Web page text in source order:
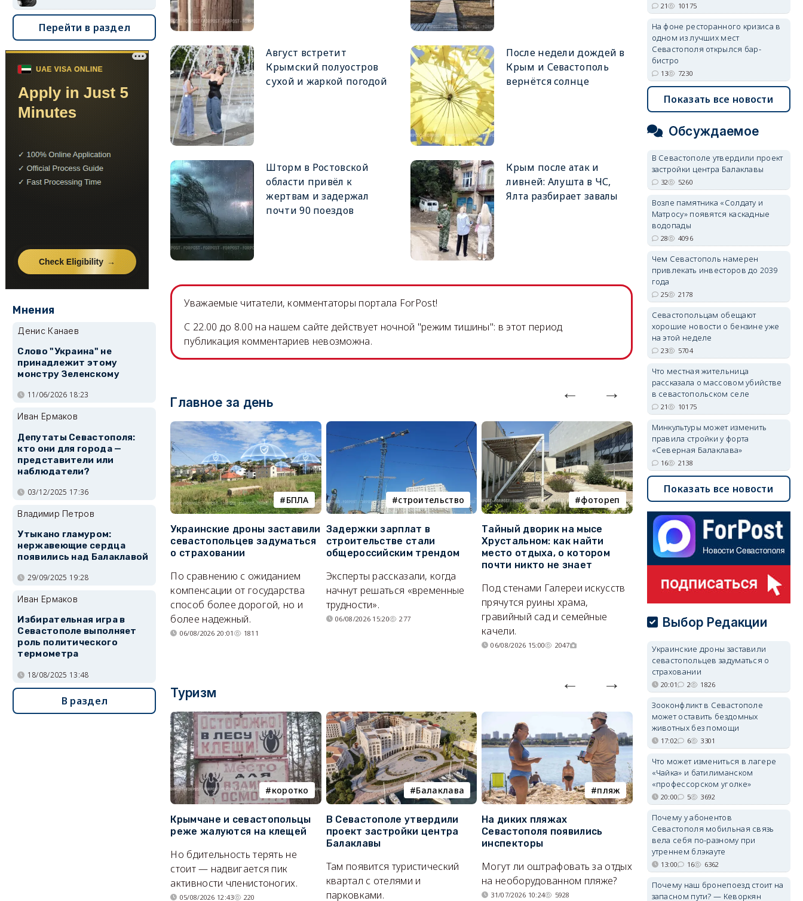
Август встретит
Крымский полуостров
сухой и жаркой погодой
После недели дождей в
Крым и Севастополь
вернётся солнце
Шторм в Ростовской
области привёл к
жертвам и задержал
почти 90 поездов
Крым после атак и
ливней: Алушта в ЧС,
Ялта разбирает завалы
Уважаемые читатели, комментаторы портала ForPost!
C 22.00 до 8.00 на нашем сайте действует ночной "режим тишины": в этот период
публикация комментариев невозможна.
Главное за день
БПЛА
Украинские дроны заставили
севастопольцев задуматься
о страховании
По сравнению с ожиданием
компенсации от государства
способ более дорогой, но и
более надежный.
06/08/2026 20:01 1811
строительство
Задержки зарплат в
строительстве стали
общероссийским трендом
Эксперты рассказали, когда
начнут решаться «временные
трудности».
06/08/2026 15:20 277
фотореп
Тайный дворик на мысе
Хрустальном: как найти
место отдыха, о котором
почти никто не знает
Под стенами Галереи искусств
прячутся руины храма,
гравийный сад и семейные
качели.
06/08/2026 15:00 2047
работа
Где в Севастополе можно
заработать 100 тысяч в
месяц
А где — несоизмеримо меньше.
06/08/2026 10:02 3678
Туризм
коротко
Крымчане и севастопольцы
реже жалуются на клещей
Но бдительность терять не
стоит — надвигается пик
активности членистоногих.
05/08/2026 12:43 220
Балаклава
В Севастополе утвердили
проект застройки центра
Балаклавы
Там появится туристический
квартал с отелями и
парковками.
пляж
На диких пляжах
Севастополя появились
инспекторы
Могут ли оштрафовать за отдых
на необорудованном пляже?
31/07/2026 10:24 5928
туризм
Двух москвичей на
сапбордах унесло от берега
Крыма на километр в море
Спасатели благополучно
вернули туристов обратно на
сушу.
Перейти в раздел
Мнения
Денис Канаев
Слово "Украина" не
принадлежит этому
монстру Зеленскому
11/06/2026 18:23
Иван Ермаков
Депутаты Севастополя:
кто они для города —
представители или
наблюдатели?
03/12/2025 17:36
Владимир Петров
Утыкано гламуром:
нержавеющие сердца
появились над Балаклавой
29/09/2025 19:28
Иван Ермаков
Избирательная игра в
Севастополе выполняет
роль политического
термометра
18/08/2025 13:48
В раздел
21 10175
На фоне ресторанного кризиса в
одном из лучших мест
Севастополя открылся бар-
бистро
13 7230
Показать все новости
Обсуждаемое
В Севастополе утвердили проект
застройки центра Балаклавы
32 5260
Возле памятника «Солдату и
Матросу» появятся каскадные
водопады
28 4096
Чем Севастополь намерен
привлекать инвесторов до 2039
года
25 2178
Севастопольцам обещают
хорошие новости о бензине уже
на этой неделе
23 5704
Что местная жительница
рассказала о массовом убийстве
в севастопольском селе
21 10175
Минкультуры может изменить
правила стройки у форта
«Северная Балаклава»
16 2138
Показать все новости
Выбор Редакции
Украинские дроны заставили
севастопольцев задуматься о
страховании
20:01 2 1826
Зооконфликт в Севастополе
может оставить бездомных
животных без помощи
17:02 6 3301
Что может измениться в лагере
«Чайка» и батилиманском
«профессорском уголке»
20:00 5 3692
Почему у абонентов
Севастополя мобильная связь
вела себя по-разному при
утреннем блэкауте
13:00 16 6362
Почему наш бронепоезд стоит на
запасном пути? — Кеворкян